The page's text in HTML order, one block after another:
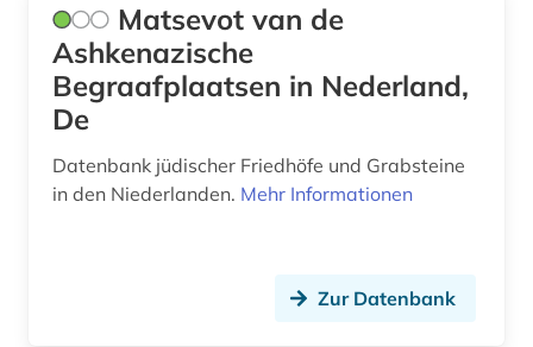
bestand (2)
bestandserhaltung (1)
bestattung (1)
Matsevot van de
Ashkenazische
Begraafplaatsen in Nederland,
De
Datenbank jüdischer Friedhöfe und Grabsteine
in den Niederlanden. Mehr Informationen
Zur Datenbank